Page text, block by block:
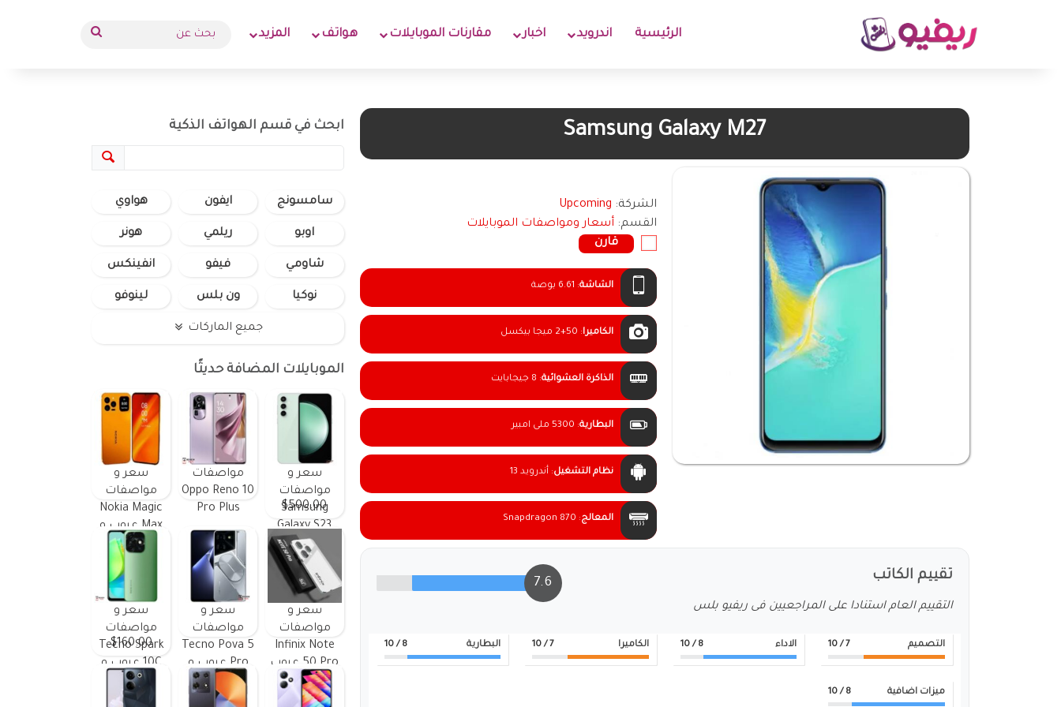
الرئيسية اندرويد اخبار مقارنات الموبايلات هواتف المزيد بحث
Samsung Galaxy M27
الشركة: Upcoming
القسم: أسعار ومواصفات الموبايلات
قارن
الشاشة: 6.61 بوصة
الكاميرا: 2+50 ميجا بيكسل
الذاكرة العشوائية: 8 جيجابايت
البطارية: 5300 ملى امبير
نظام التشغيل: أندرويد 13
المعالج:
Snapdragon 870
تقييم الكاتب
التقييم العام استنادا على المراجعيين فى ريفيو بلس
7.6
التصميم 7
/ 10 الاداء 8
/ 10 الكاميرا 7
/ 10 البطارية 8
/ 10
ميزات اضافية 8
/ 10
ابحث في قسم الهواتف الذكية
سامسونج ايفون هواوي
اوبو ريلمي هونر
شاومي فيفو انفينكس
نوكيا ون بلس لينوفو
جميع الماركات
الموبايلات المضافة حديثًا
سعر و
مواصفات
Samsung
Galaxy S23
FE ومميزات
وعيوب
$500.00
مواصفات
Oppo Reno 10
Pro Plus
سعر و
مواصفات
Nokia Magic
Max عيوب و
مميزات
سعر و
مواصفات
Infinix Note
50 Pro عيوب
و مميزات
سعر و
مواصفات
Tecno Pova 5
Pro عيوب و
مميزات
سعر و
مواصفات
Tecno Spark
10C عيوب و
مميزات
$160.00